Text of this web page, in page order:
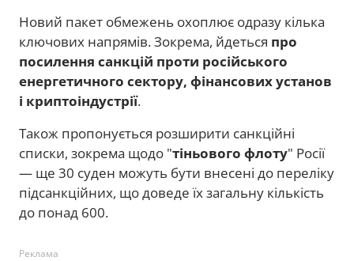
Новий пакет обмежень охоплює одразу кілька
ключових напрямів. Зокрема, йдеться про
посилення санкцій проти російського
енергетичного сектору, фінансових установ
і криптоіндустрії.
Також пропонується розширити санкційні
списки, зокрема щодо "тіньового флоту" Росії
— ще 30 суден можуть бути внесені до переліку
підсанкційних, що доведе їх загальну кількість
до понад 600.
Реклама